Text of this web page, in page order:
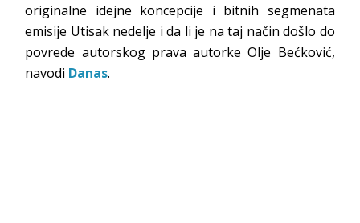
originalne idejne koncepcije i bitnih segmenata
emisije Utisak nedelje i da li je na taj način došlo do
povrede autorskog prava autorke Olje Bećković,
navodi Danas.